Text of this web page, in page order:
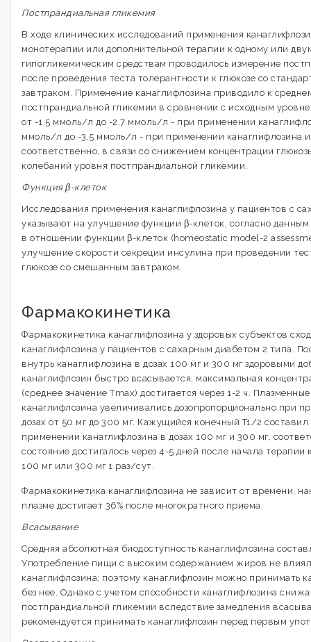
Постпрандиальная гликемия
В ходе клинических исследований применения
монотерапии или дополнительной терапии к одному или
гипогликемическим средствам проводилось измерение
после проведения теста толерантности к глюкозе со
завтраком. Применение канаглифлозина приводило к
постпрандиальной гликемии в сравнении с исходным
от -1.5 ммоль/л до -2.7 ммоль/л - при применении
ммоль/л до -3.5 ммоль/л - при применении канаглифлозина и
соответственно, в связи со снижением концентрации
колебаний уровня постпрандиальной гликемии.
Функция β-клеток
Исследования применения канаглифлозина у пациентов с
указывают на улучшение функции β-клеток, согласно данным
в отношении функции β-клеток (homeostatic model-2
улучшение скорости секреции инсулина при проведении
глюкозе со смешанным завтраком.
Фармакокинетика
Фармакокинетика канаглифлозина у здоровых субъектов
канаглифлозина у пациентов с сахарным диабетом 2 типа.
внутрь канаглифлозина в дозах 100 мг и 300 мг здоровыми
канаглифлозин быстро всасывается, максимальная
(среднее значение Тmax) достигается через 1-2 ч.
канаглифлозина увеличивались дозопропорционально при
дозах от 50 мг до 300 мг. Кажущийся конечный T1/2 составил
применении канаглифлозина в дозах 100 мг и 300 мг,
состояние достигалось через 4-5 дней после начала терапии
100 мг или 300 мг 1 раз/сут.
Фармакокинетика канаглифлозина не зависит от времени,
плазме достигает 36% после многократного приема.
Всасывание
Средняя абсолютная биодоступность канаглифлозина
Употребление пищи с высоким содержанием жиров не
канаглифлозина; поэтому канаглифлозин можно принимать
без нее. Однако с учетом способности канаглифлозина
постпрандиальной гликемии вследствие замедления
рекомендуется принимать канаглифлозин перед первым